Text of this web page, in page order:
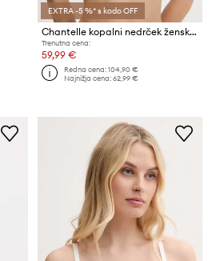
EXTRA -5 %* s kodo OFF
Chantelle kopalni nedrček ženski ICON
Trenutna cena:
59,99 €
Redna cena:104,90 €
Najnižja cena:62,99 €